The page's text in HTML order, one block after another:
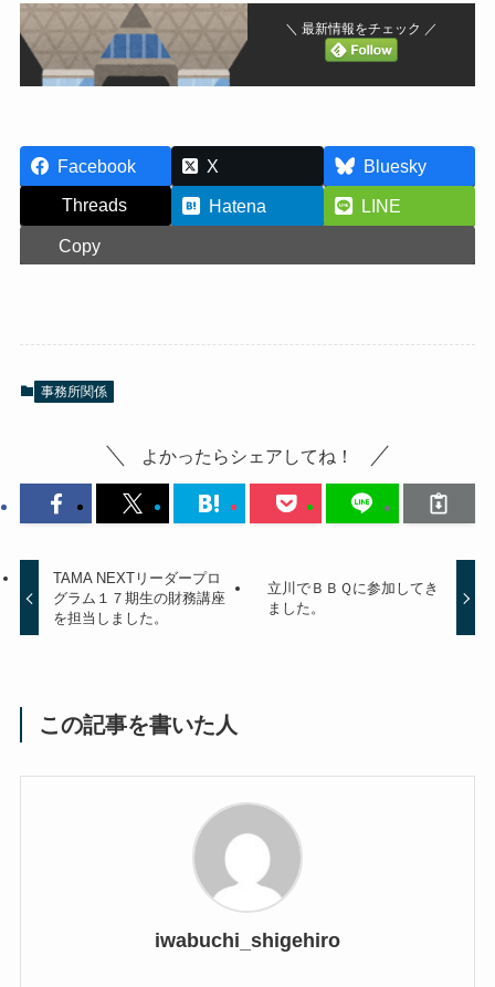
＼ 最新情報をチェック ／
Facebook X
Bluesky
Threads
Hatena
LINE
Copy
事務所関係
よかったらシェアしてね！
TAMA NEXTリーダープロ
グラム１７期生の財務講座
を担当しました。
立川でＢＢＱに参加してき
ました。
この記事を書いた人
iwabuchi_shigehiro